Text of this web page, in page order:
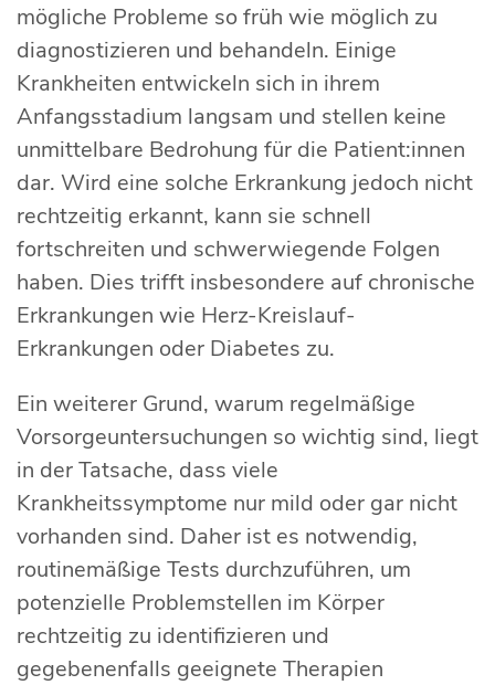
mögliche Probleme so früh wie möglich zu
diagnostizieren und behandeln. Einige
Krankheiten entwickeln sich in ihrem
Anfangsstadium langsam und stellen keine
unmittelbare Bedrohung für die Patient:innen
dar. Wird eine solche Erkrankung jedoch nicht
rechtzeitig erkannt, kann sie schnell
fortschreiten und schwerwiegende Folgen
haben. Dies trifft insbesondere auf chronische
Erkrankungen wie Herz-Kreislauf-
Erkrankungen oder Diabetes zu.
Ein weiterer Grund, warum regelmäßige
Vorsorgeuntersuchungen so wichtig sind, liegt
in der Tatsache, dass viele
Krankheitssymptome nur mild oder gar nicht
vorhanden sind. Daher ist es notwendig,
routinemäßige Tests durchzuführen, um
potenzielle Problemstellen im Körper
rechtzeitig zu identifizieren und
gegebenenfalls geeignete Therapien